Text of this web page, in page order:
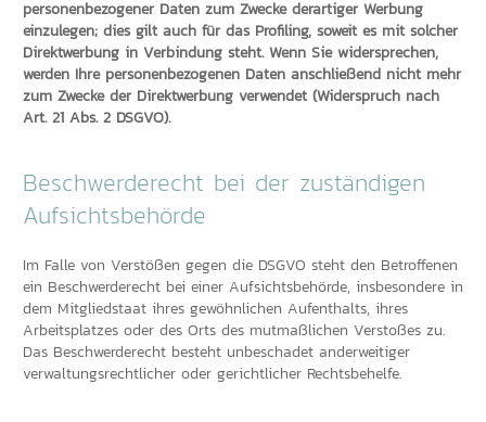
personenbezogener Daten zum Zwecke derartiger Werbung
einzulegen; dies gilt auch für das Profiling, soweit es mit solcher
Direktwerbung in Verbindung steht. Wenn Sie widersprechen,
werden Ihre personenbezogenen Daten anschließend nicht mehr
zum Zwecke der Direktwerbung verwendet (Widerspruch nach
Art. 21 Abs. 2 DSGVO).
Beschwerderecht bei der zuständigen
Aufsichtsbehörde
Im Falle von Verstößen gegen die DSGVO steht den Betroffenen
ein Beschwerderecht bei einer Aufsichtsbehörde, insbesondere in
dem Mitgliedstaat ihres gewöhnlichen Aufenthalts, ihres
Arbeitsplatzes oder des Orts des mutmaßlichen Verstoßes zu.
Das Beschwerderecht besteht unbeschadet anderweitiger
verwaltungsrechtlicher oder gerichtlicher Rechtsbehelfe.